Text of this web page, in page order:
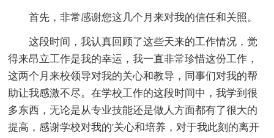
首先，非常感谢您这几个月来对我的信任和关照。
这段时间，我认真回顾了这些天来的工作情况，觉
得来昂立工作是我的幸运，我一直非常珍惜这份工作，
这两个月来校领导对我的关心和教导，同事们对我的帮
助让我感激不尽。在学校工作的这段时间中，我学到很
多东西，无论是从专业技能还是做人方面都有了很大的
提高，感谢学校对我的'关心和培养，对于我此刻的离开